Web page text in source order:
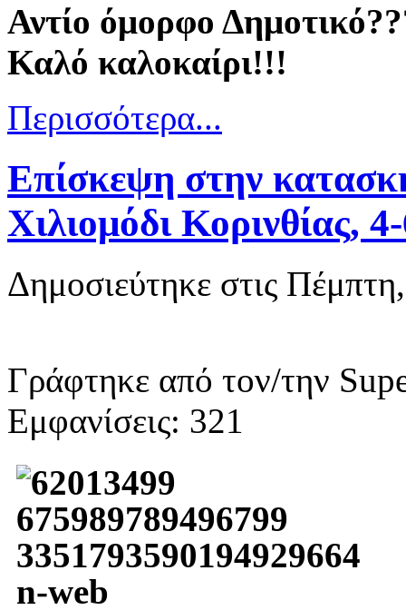
Αντίο όμορφο
Καλό καλοκαίρι!!!
Περισσότερα...
Επίσκεψη στην
Χιλιομόδι Κορινθίας,
Δημοσιεύτηκε στις
Γράφτηκε από τον/την
Εμφανίσεις: 321